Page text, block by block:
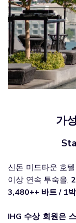
가
신돈 미드타운 호
이상 연속 투숙을,
3,480++ 바트 / 1
IHG 수상 회원은